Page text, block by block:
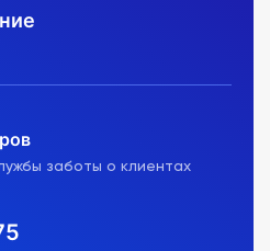
заботы о клиентах